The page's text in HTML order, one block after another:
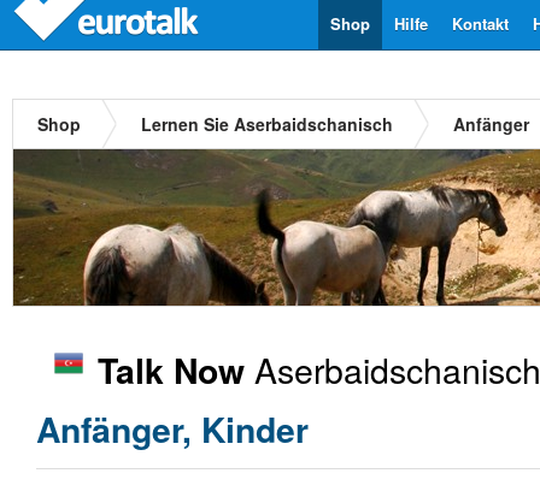
Kontakt
Hilfe
Shop
Shop Lernen Sie Aserbaidschanisch Anfänger
Talk Now Aserbaidschanisch
Anfänger, Kinder